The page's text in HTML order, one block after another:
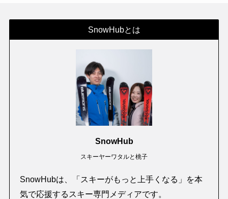
SnowHubとは
SnowHub
スキーヤーワタルと桃子
SnowHubは、「スキーがもっと上手くなる」を本
気で応援するスキー専門メディアです。